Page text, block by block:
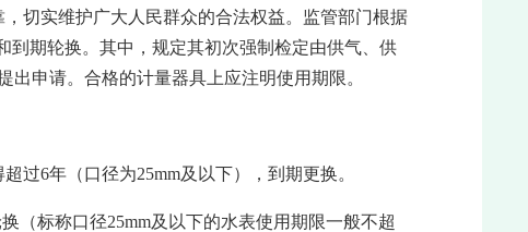
切实维护广大人民群众的合法权益。监管部门根据
到期轮换。其中，规定其初次强制检定由供气、供
申请。合格的计量器具上应注明使用期限。
过6年（口径为25mm及以下），到期更换。
（标称口径25mm及以下的水表使用期限一般不超